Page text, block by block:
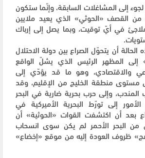
إلى المشاغلات السابقة، وإنّما ستكون
من القصف «الحوثي» الذي يعيد ملايين
في أيّ توقيت، وبما يصل إلى إرباك
أن يتحوّل الصراع بين دولة الاحتلال
إلى المظهر الرئيس الذي يشلّ الواقع
والاقتصادي، وهو ما قد يؤدّي إلى
مستوى منطقة الخليج من الإقليم، وقد
المندب، وإلى حرب بحرية ضارية في البحر
إلى تورّط البحرية الأميركية في
بعد أن اكتشفت القوات «الحوثية» أن
من البحر الأحمر لم يكن سوى انسحاب
ظروف العودة إليه من موقع «إخضاع»